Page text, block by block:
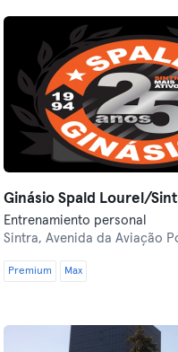
Ginásio Spald Lourel/
Entrenamiento personal
Sintra, Avenida da Aviação Portuguesa, Edíficio
Premium Max